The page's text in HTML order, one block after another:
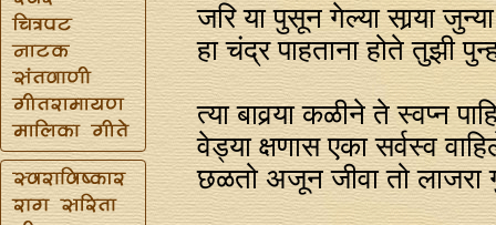
जरि या पुसून गेल्या सार्‍या
हा चंद्र पाहताना होते तुझी
त्या बावर्‍या कळीने ते स्वप्‍न
वेड्या क्षणास एका सर्वस्व
छळतो अजून जीवा तो लाजरा